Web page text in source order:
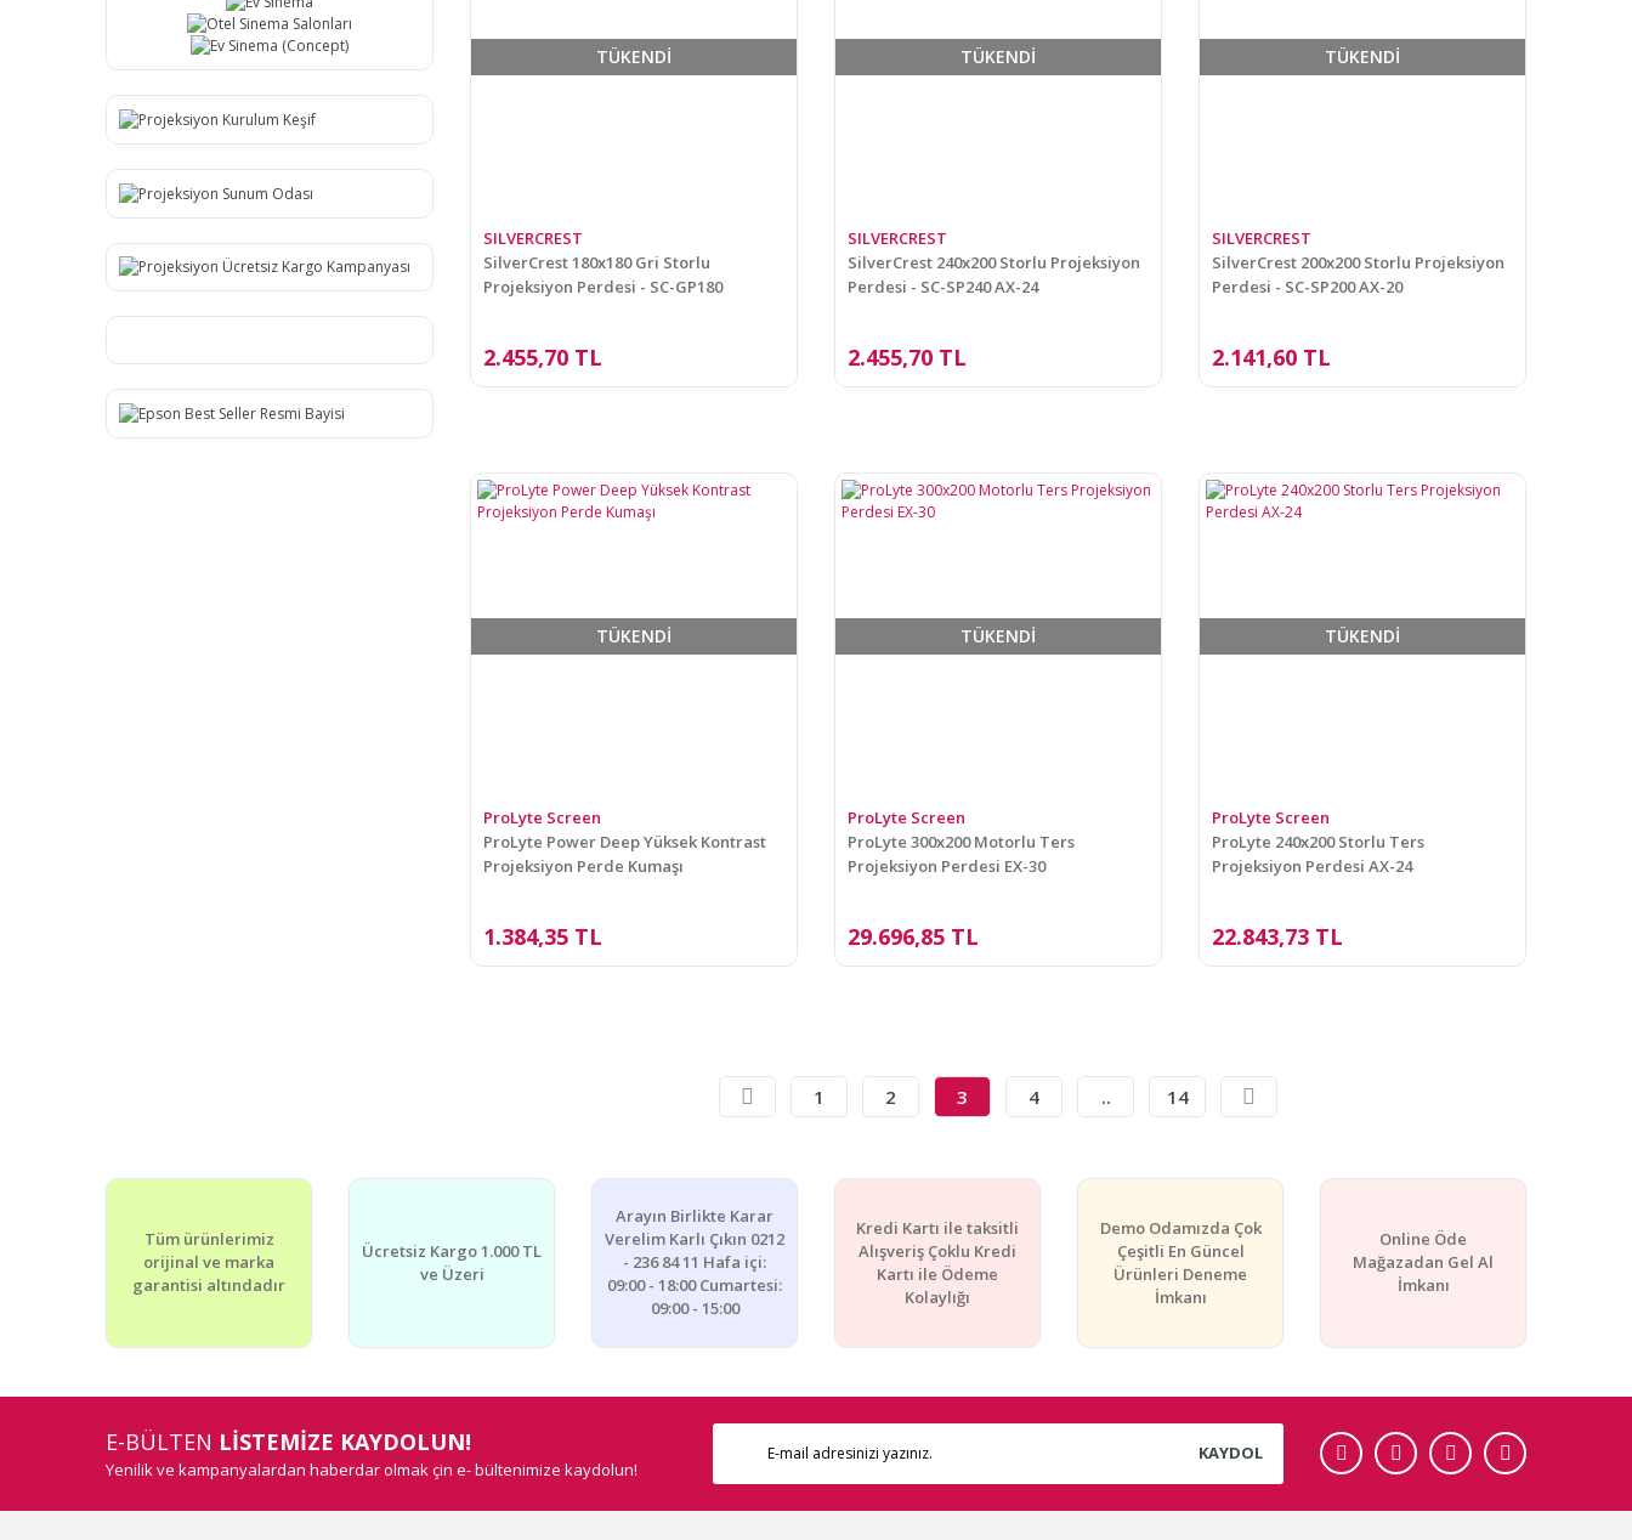
TÜKENDİ
SILVERCREST
SilverCrest 180x180 Gri Storlu
Projeksiyon Perdesi - SC-GP180
2.455,70 TL
TÜKENDİ
SILVERCREST
SilverCrest 240x200 Storlu Projeksiyon
Perdesi - SC-SP240 AX-24
2.455,70 TL
TÜKENDİ
SILVERCREST
SilverCrest 200x200 Storlu Projeksiyon
Perdesi - SC-SP200 AX-20
2.141,60 TL
TÜKENDİ
ProLyte Screen
ProLyte Power Deep Yüksek Kontrast
Projeksiyon Perde Kumaşı
1.384,35 TL
TÜKENDİ
ProLyte Screen
ProLyte 300x200 Motorlu Ters
Projeksiyon Perdesi EX-30
29.696,85 TL
TÜKENDİ
ProLyte Screen
ProLyte 240x200 Storlu Ters
Projeksiyon Perdesi AX-24
22.843,73 TL
1 2 3 4 .. 14
Tüm ürünlerimiz
orijinal ve marka
garantisi altındadır
Ücretsiz Kargo 1.000 TL
ve Üzeri
Arayın Birlikte Karar
Verelim Karlı Çıkın 0212
- 236 84 11 Hafa içi:
09:00 - 18:00 Cumartesi:
09:00 - 15:00
Kredi Kartı ile taksitli
Alışveriş Çoklu Kredi
Kartı ile Ödeme
Kolaylığı
Demo Odamızda Çok
Çeşitli En Güncel
Ürünleri Deneme
İmkanı
Online Öde
Mağazadan Gel Al
İmkanı
E-BÜLTEN LİSTEMİZE KAYDOLUN!
Yenilik ve kampanyalardan haberdar olmak çin e- bültenimize kaydolun!
KAYDOL